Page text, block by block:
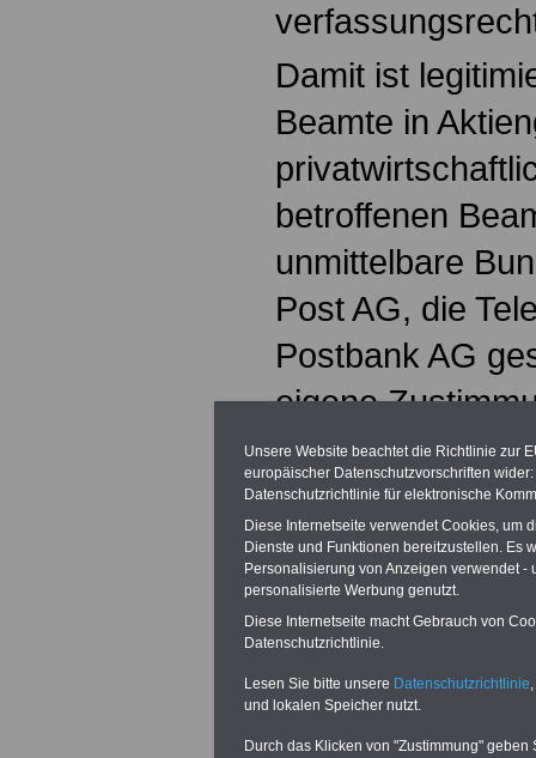
Damit ist
Beamte in
betroffenen
unmittelbare
Post AG, die
Postbank AG
eigene
PostPersRG).
Der zuständige
Beamten bei
bleibt der Bund.
durch den
PostPersRG).
Unsere Website beachtet die Richtlinie zur
europäischer Datenschutzvorschriften
Datenschutzrichtlinie für elektronische
Diese Internetseite verwendet Cookies, um
Dienste und Funktionen bereitzustellen. Es
Personalisierung von Anzeigen verwendet
personalisierte Werbung genutzt.
Diese Internetseite macht Gebrauch von
Datenschutzrichtlinie.
Lesen Sie bitte unsere Datenschutzrichtlinie
und lokalen Speicher nutzt.
Durch das Klicken von "Zustimmung"